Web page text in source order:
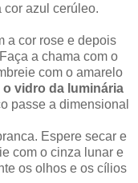
cor azul cerúleo.
a cor rose e depois
a chama com o
com o amarelo
o vidro da luminária
passe a dimensional
Espere secar e
com o cinza lunar e
os olhos e os cílios